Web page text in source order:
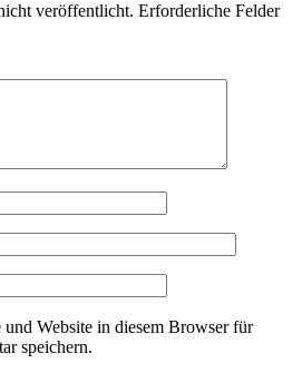
veröffentlicht. Erforderliche Felder
Website in diesem Browser für
speichern.